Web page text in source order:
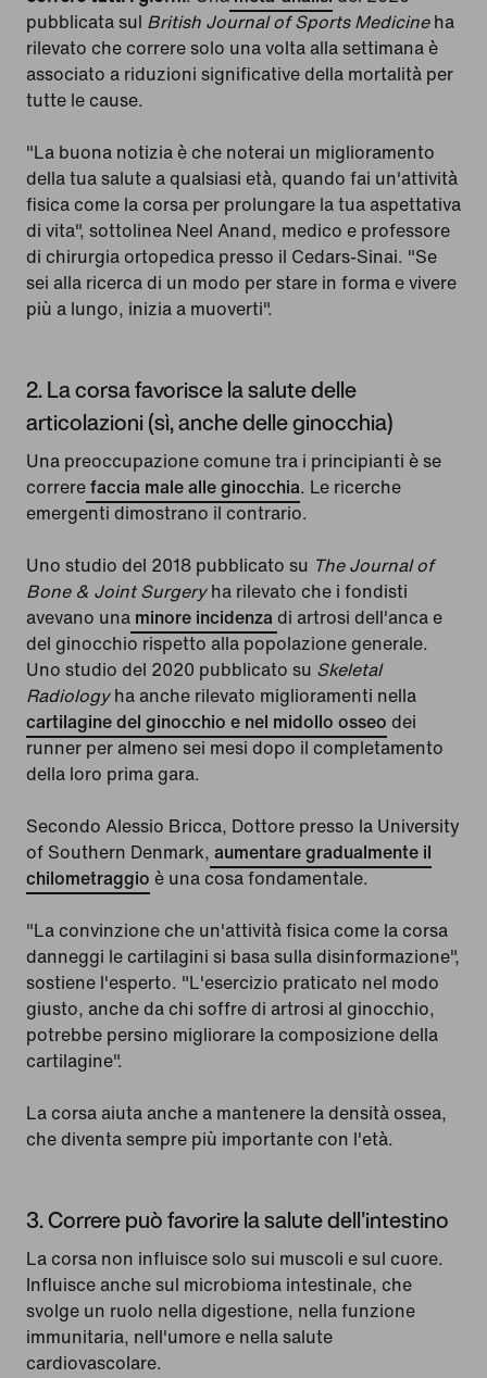
pubblicata sul British Journal of Sports Medicineha
rilevato che correre solo una volta alla settimana è
associato a riduzioni significative della mortalità per
tutte le cause.
"La buona notizia è che noterai un miglioramento
della tua salute a qualsiasi età, quando fai un'attività
fisica come la corsa per prolungare la tua aspettativa
di vita", sottolinea Neel Anand, medico e professore
di chirurgia ortopedica presso il Cedars-Sinai. "Se
sei alla ricerca di un modo per stare in forma e vivere
più a lungo, inizia a muoverti".
2. La corsa favorisce la salute delle
articolazioni (sì, anche delle ginocchia)
Una preoccupazione comune tra i principianti è se
correrefaccia male alle ginocchia. Le ricerche
emergenti dimostrano il contrario.
Uno studio del 2018 pubblicato su The Journal of
Bone & Joint Surgeryha rilevato che i fondisti
avevano una minore incidenza di artrosi dell'anca e
del ginocchio rispetto alla popolazione generale.
Uno studio del 2020 pubblicato su Skeletal
Radiologyha anche rilevato miglioramenti nella
cartilagine del ginocchio e nel midollo osseo dei
runner per almeno sei mesi dopo il completamento
della loro prima gara.
Secondo Alessio Bricca, Dottore presso la University
of Southern Denmark, aumentare gradualmente il
chilometraggio è una cosa fondamentale.
"La convinzione che un'attività fisica come la corsa
danneggi le cartilagini si basa sulla disinformazione",
sostiene l'esperto. "L'esercizio praticato nel modo
giusto, anche da chi soffre di artrosi al ginocchio,
potrebbe persino migliorare la composizione della
cartilagine".
La corsa aiuta anche a mantenere la densità ossea,
che diventa sempre più importante con l'età.
3. Correre può favorire la salute dell'intestino
La corsa non influisce solo sui muscoli e sul cuore.
Influisce anche sul microbioma intestinale, che
svolge un ruolo nella digestione, nella funzione
immunitaria, nell'umore e nella salute
cardiovascolare.